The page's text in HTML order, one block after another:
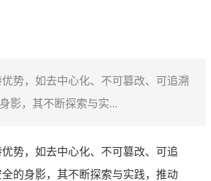
势，如去中心化、不可篡改、可追溯
影，其不断探索与实...
势，如去中心化、不可篡改、可追
的身影，其不断探索与实践，推动